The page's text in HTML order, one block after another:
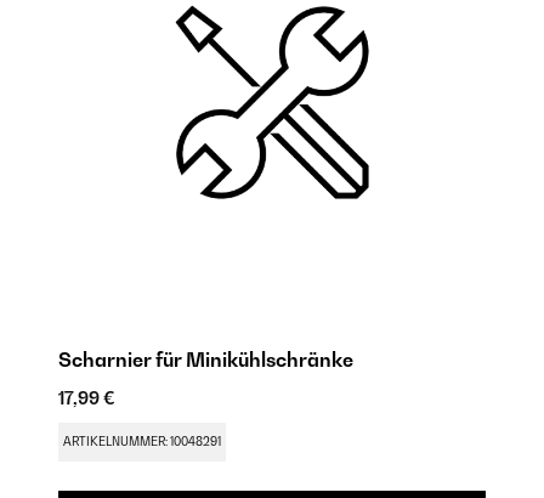
Scharnier für Minikühlschränke
17,99 €
ARTIKELNUMMER: 10048291